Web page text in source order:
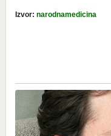
Izvor: narodnamedicina